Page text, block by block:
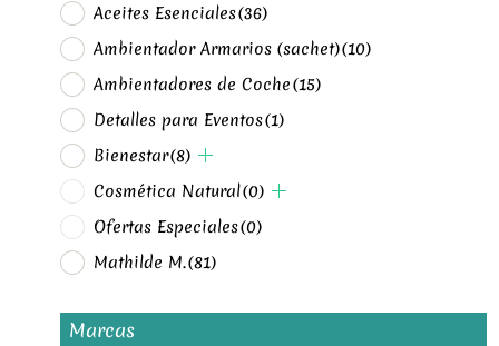
Aceites Esenciales(36)
Ambientador Armarios (sachet)(10)
Ambientadores de Coche(15)
Detalles para Eventos(1)
Bienestar(8)
Cosmética Natural(0)
Ofertas Especiales(0)
Mathilde M.(81)
Marcas